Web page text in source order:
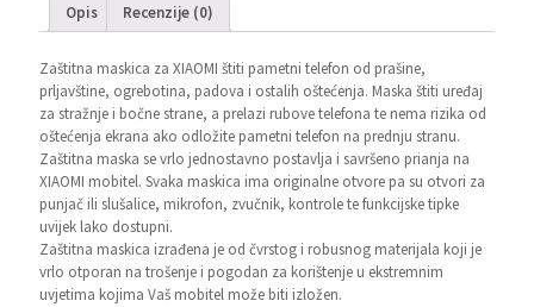
Crvena
Opis Recenzije (0)
Zaštitna maskica za XIAOMI štiti pametni telefon od prašine,
prljavštine, ogrebotina, padova i ostalih oštećenja. Maska štiti uređaj
za stražnje i bočne strane, a prelazi rubove telefona te nema rizika od
oštećenja ekrana ako odložite pametni telefon na prednju stranu.
Zaštitna maska se vrlo jednostavno postavlja i savršeno prianja na
XIAOMI mobitel. Svaka maskica ima originalne otvore pa su otvori za
punjač ili slušalice, mikrofon, zvučnik, kontrole te funkcijske tipke
uvijek lako dostupni.
Zaštitna maskica izrađena je od čvrstog i robusnog materijala koji je
vrlo otporan na trošenje i pogodan za korištenje u ekstremnim
uvjetima kojima Vaš mobitel može biti izložen.